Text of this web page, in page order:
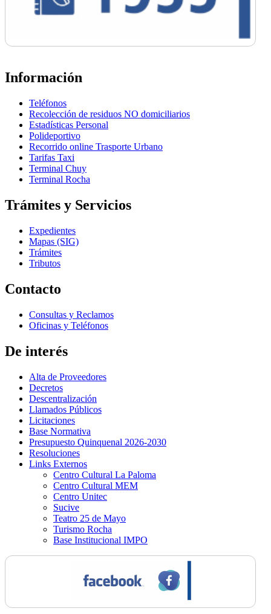
Información
Teléfonos
Recolección de residuos NO domiciliarios
Estadísticas Personal
Polideportivo
Recorrido online Trasporte Urbano
Tarifas Taxi
Terminal Chuy
Terminal Rocha
Trámites y Servicios
Expedientes
Mapas (SIG)
Trámites
Tributos
Contacto
Consultas y Reclamos
Oficinas y Teléfonos
De interés
Alta de Proveedores
Decretos
Descentralización
Llamados Públicos
Licitaciones
Base Normativa
Presupuesto Quinquenal 2026-2030
Resoluciones
Links Externos
Centro Cultural La Paloma
Centro Cultural MEM
Centro Unitec
Sucive
Teatro 25 de Mayo
Turismo Rocha
Base Institucional IMPO